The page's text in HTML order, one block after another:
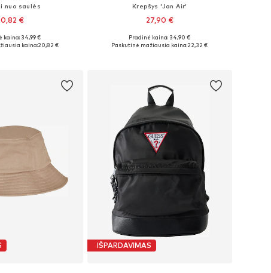
nuo saulės
€
Onesize
kaina: 34,99 €
kaina:20,82 €
Krepšys 'Jan Air'
27,90 €
Galimi dydžiai: One Size
Pradinė kaina: 34,90 €
Paskutinė mažiausia kaina:22,32 €
IŠPARDAVIMAS